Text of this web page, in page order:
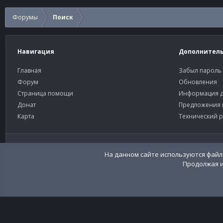
Форумы Поиск
Навигация
Главная
Форум
Страница помощи
Донат
Карта
Забыл пароль
Обновления
Информация
Предложения
Технический
Russian (RU)
На данном сайте используются
Продолжая